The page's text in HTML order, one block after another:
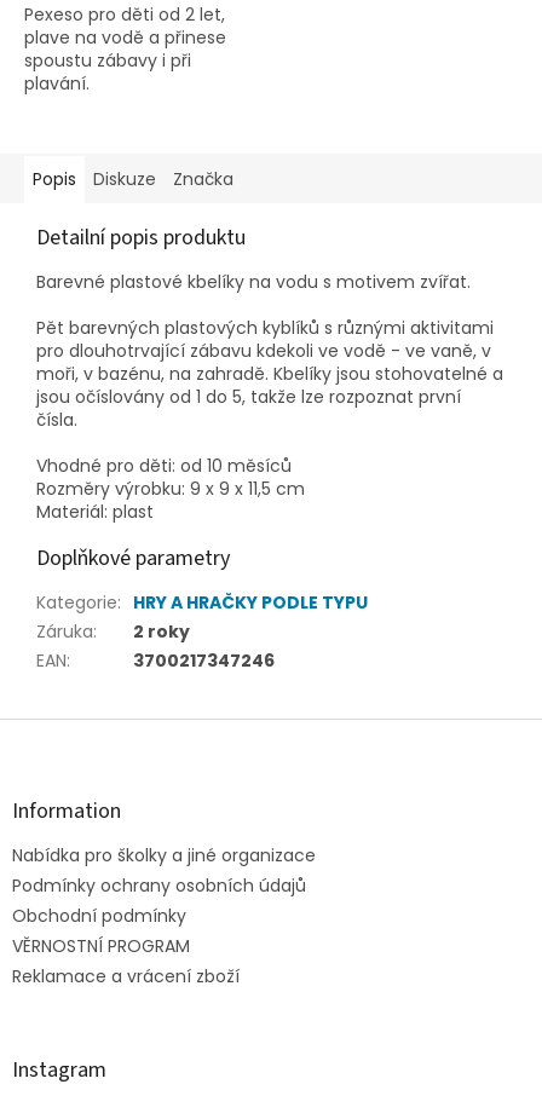
Pexeso pro děti od 2 let,
plave na vodě a přinese
spoustu zábavy i při
plavání.
Popis Diskuze Značka
Detailní popis produktu
Barevné plastové kbelíky na vodu s motivem zvířat.
Pět barevných plastových kyblíků s různými aktivitami
pro dlouhotrvající zábavu kdekoli ve vodě - ve vaně, v
moři, v bazénu, na zahradě. Kbelíky jsou stohovatelné a
jsou očíslovány od 1 do 5, takže lze rozpoznat první
čísla.
Vhodné pro děti: od 10 měsíců
Rozměry výrobku: 9 x 9 x 11,5 cm
Materiál: plast
Doplňkové parametry
Kategorie: HRY A HRAČKY PODLE TYPU
Záruka:
2 roky
EAN: 3700217347246
Z
Information
Nabídka pro školky a jiné organizace
Podmínky ochrany osobních údajů
Obchodní podmínky
VĚRNOSTNÍ PROGRAM
Reklamace a vrácení zboží
Instagram